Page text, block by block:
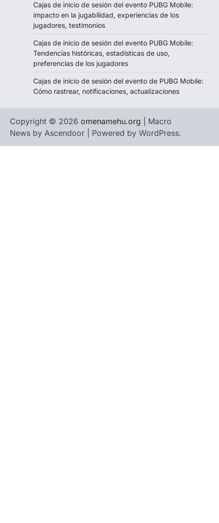
Cajas de inicio de sesión del evento PUBG Mobile:
impacto en la jugabilidad, experiencias de los
jugadores, testimonios
Cajas de inicio de sesión del evento PUBG Mobile:
Tendencias históricas, estadísticas de uso,
preferencias de los jugadores
Cajas de inicio de sesión del evento de PUBG Mobile:
Cómo rastrear, notificaciones, actualizaciones
Copyright © 2026 omenamehu.org | Macro
News by Ascendoor | Powered by WordPress.